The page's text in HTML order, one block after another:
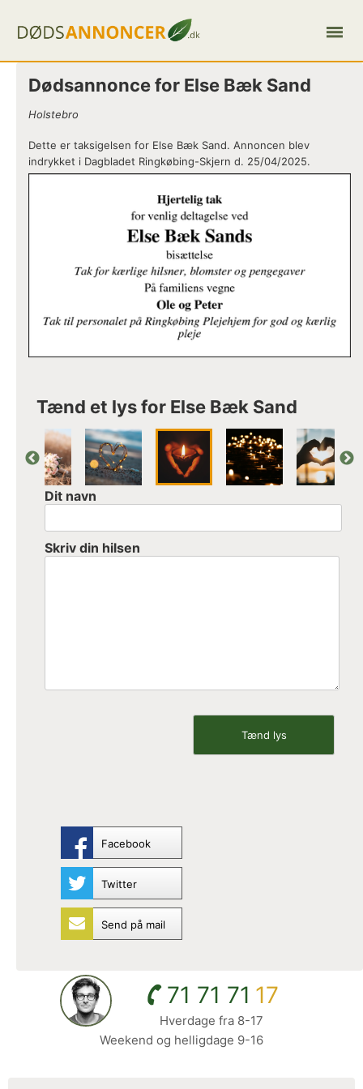
Dødsannonce for Else Bæk Sand
Holstebro
Facebook
Twitter
Send på mail
Dette er taksigelsen for Else Bæk Sand. Annoncen blev
indrykket i Dagbladet Ringkøbing-Skjern d. 25/04/2025.
Tænd et lys for Else Bæk Sand
Dit navn
Skriv din hilsen
71 71 71 17
Hverdage fra 8-17
Weekend og helligdage 9-16